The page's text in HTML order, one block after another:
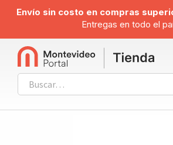
Envío sin costo en compras
Entregas en todo el